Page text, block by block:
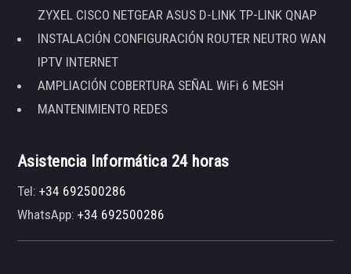
ZYXEL CISCO NETGEAR ASUS D-LINK TP-LINK QNAP
INSTALACIÓN CONFIGURACIÓN ROUTER NEUTRO WAN
IPTV INTERNET
AMPLIACIÓN COBERTURA SEÑAL WiFi 6 MESH
MANTENIMIENTO REDES
Asistencia Informática 24 horas
Tel:+34 692500286
WhatsApp:+34 692500286